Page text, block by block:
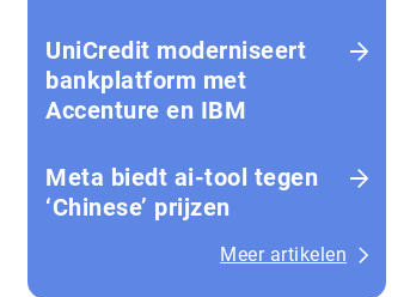
UniCredit moderniseert
bankplatform met
Accenture en IBM
Meta biedt ai-tool tegen
‘Chinese’ prijzen
Meer artikelen